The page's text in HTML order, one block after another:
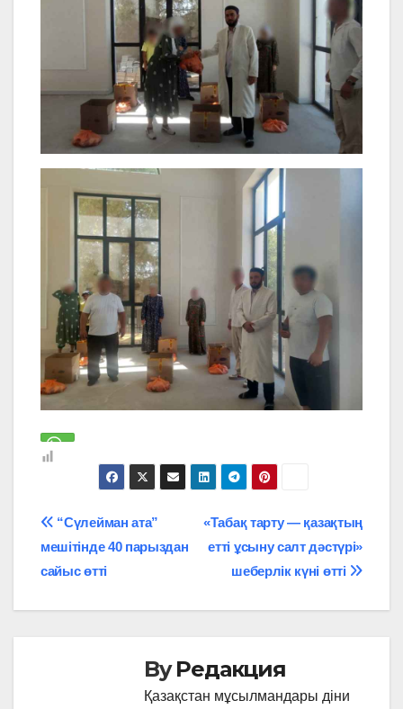
Навигация
по
записям
«Табақ тарту — қазақтың
етті ұсыну салт дәстүрі»
шеберлік күні өтті
“Сүлейман ата”
мешітінде 40 парыздан
сайыс өтті
ByРедакция
Қазақстан мұсылмандары діни